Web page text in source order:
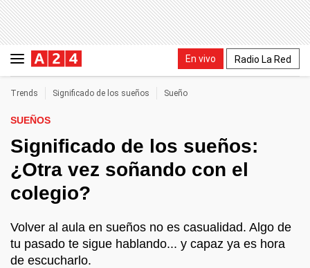
En vivo Radio La Red
Trends Significado de los sueños Sueño
SUEÑOS
Significado de los sueños:
¿Otra vez soñando con el
colegio?
Volver al aula en sueños no es casualidad. Algo de
tu pasado te sigue hablando... y capaz ya es hora
de escucharlo.